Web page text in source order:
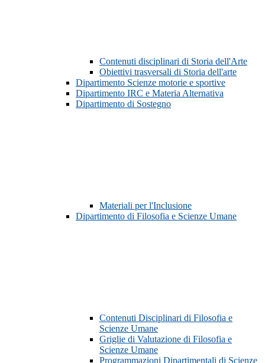
Contenuti disciplinari di Storia dell'Arte
Obiettivi trasversali di Storia dell'arte
Dipartimento Scienze motorie e sportive
Dipartimento IRC e Materia Alternativa
Dipartimento di Sostegno
Materiali per l'Inclusione
Dipartimento di Filosofia e Scienze Umane
Contenuti Disciplinari di Filosofia e
Scienze Umane
Griglie di Valutazione di Filosofia e
Scienze Umane
Programmazioni Dipartimentali di Scienze